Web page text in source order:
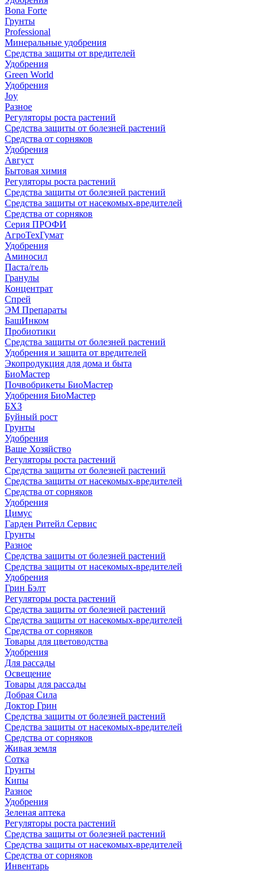
Bona Forte
Грунты
Professional
Минеральные удобрения
Средства защиты от вредителей
Удобрения
Green World
Удобрения
Joy
Разное
Регуляторы роста растений
Средства защиты от болезней растений
Средства от сорняков
Удобрения
Август
Бытовая химия
Регуляторы роста растений
Средства защиты от болезней растений
Средства защиты от насекомых-вредителей
Средства от сорняков
Серия ПРОФИ
АгроТехГумат
Удобрения
Аминосил
Паста/гель
Гранулы
Концентрат
Спрей
ЭМ Препараты
БашИнком
Пробиотики
Средства защиты от болезней растений
Удобрения и защита от вредителей
Экопродукция для дома и быта
БиоМастер
Почвобрикеты БиоМастер
Удобрения БиоМастер
БХЗ
Буйный рост
Грунты
Удобрения
Ваше Хозяйство
Регуляторы роста растений
Средства защиты от болезней растений
Средства защиты от насекомых-вредителей
Средства от сорняков
Удобрения
Цимус
Гарден Ритейл Сервис
Грунты
Разное
Средства защиты от болезней растений
Средства защиты от насекомых-вредителей
Удобрения
Грин Бэлт
Регуляторы роста растений
Средства защиты от болезней растений
Средства защиты от насекомых-вредителей
Средства от сорняков
Товары для цветоводства
Удобрения
Для рассады
Освещение
Товары для рассады
Добрая Сила
Доктор Грин
Средства защиты от болезней растений
Средства защиты от насекомых-вредителей
Средства от сорняков
Живая земля
Сотка
Грунты
Кипы
Разное
Удобрения
Зеленая аптека
Регуляторы роста растений
Средства защиты от болезней растений
Средства защиты от насекомых-вредителей
Средства от сорняков
Инвентарь